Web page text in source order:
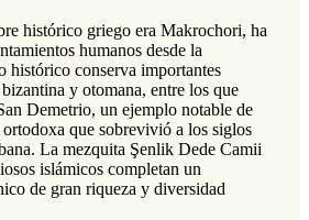
histórico griego era Makrochori, ha
humanos desde la
histórico conserva importantes
y otomana, entre los que
Demetrio, un ejemplo notable de
que sobrevivió a los siglos
La mezquita Şenlik Dede Camii
islámicos completan un
de gran riqueza y diversidad